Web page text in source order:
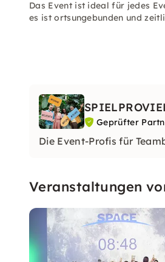
Das Event ist ideal für jedes
es ist ortsungebunden und
Geprüfter
Die Event-Profis für
Veranstaltungen